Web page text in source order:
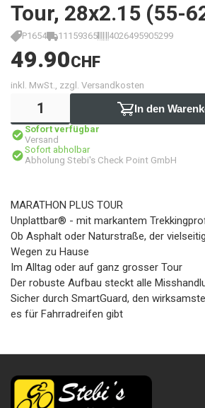
Tour, 28x2.15 (55-
P1654 11159365 4026495905299
49.90CHF
inkl. MwSt., zzgl. Versandkosten
In den
Sofort verfügbar
Versand
Sofort abholbar
Abholung Stebi's Check Point GmbH
MARATHON PLUS TOUR
Unplattbar® - mit markantem
Ob Asphalt oder Naturstraße, der
Wegen zu Hause
Im Alltag oder auf ganz grosser Tour
Der robuste Aufbau steckt alle
Sicher durch SmartGuard, den
es für Fahrradreifen gibt